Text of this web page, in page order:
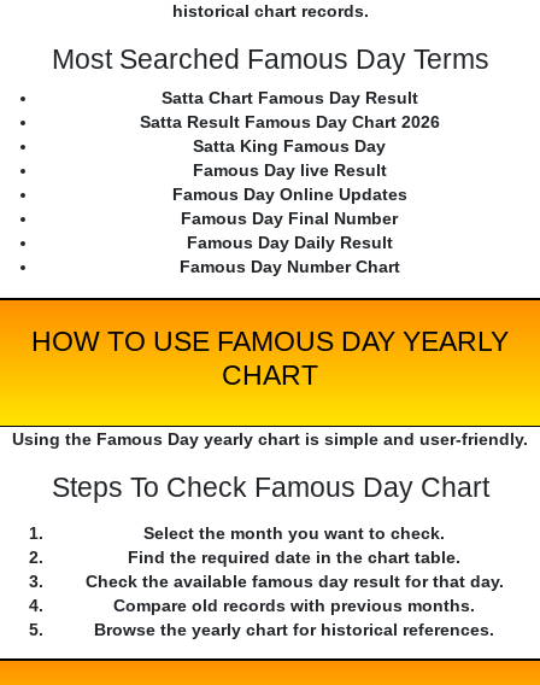
historical chart records.
Most Searched Famous Day Terms
Satta Chart Famous Day Result
Satta Result Famous Day Chart 2026
Satta King Famous Day
Famous Day live Result
Famous Day Online Updates
Famous Day Final Number
Famous Day Daily Result
Famous Day Number Chart
HOW TO USE FAMOUS DAY YEARLY
CHART
Using the Famous Day yearly chart is simple and user-friendly.
Steps To Check Famous Day Chart
Select the month you want to check.
Find the required date in the chart table.
Check the available famous day result for that day.
Compare old records with previous months.
Browse the yearly chart for historical references.